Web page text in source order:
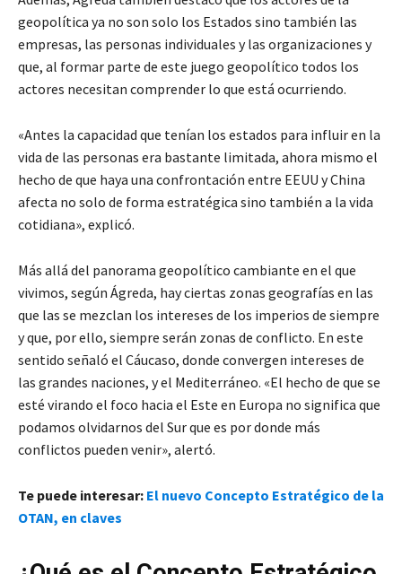
geopolítica ya no son solo los Estados sino también las
empresas, las personas individuales y las organizaciones y
que, al formar parte de este juego geopolítico todos los
actores necesitan comprender lo que está ocurriendo.
«Antes la capacidad que tenían los estados para influir en la
vida de las personas era bastante limitada, ahora mismo el
hecho de que haya una confrontación entre EEUU y China
afecta no solo de forma estratégica sino también a la vida
cotidiana», explicó.
Más allá del panorama geopolítico cambiante en el que
vivimos, según Ágreda, hay ciertas zonas geografías en las
que las se mezclan los intereses de los imperios de siempre
y que, por ello, siempre serán zonas de conflicto. En este
sentido señaló el Cáucaso, donde convergen intereses de
las grandes naciones, y el Mediterráneo. «El hecho de que se
esté virando el foco hacia el Este en Europa no significa que
podamos olvidarnos del Sur que es por donde más
conflictos pueden venir», alertó.
Te puede interesar: El nuevo Concepto Estratégico de la
OTAN, en claves